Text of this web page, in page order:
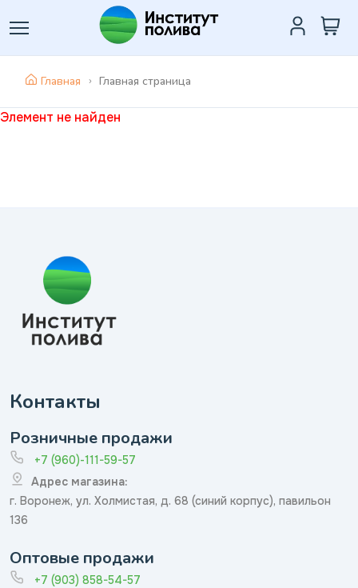
Главная Главная страница
Элемент не найден
Контакты
Розничные продажи
+7 (960)-111-59-57
Адрес магазина:
г. Воронеж, ул. Холмистая, д. 68 (синий корпус), павильон
136
Оптовые продажи
+7 (903) 858-54-57